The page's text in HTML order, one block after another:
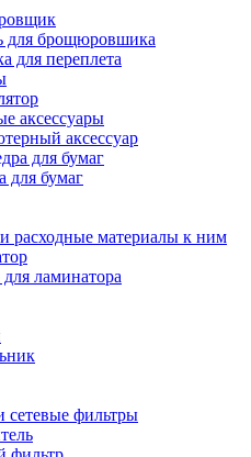
для брощюровшика
для переплета
аксессуары
аксессуар
для бумаг
для бумаг
расходные материалы к ним
ламинатора
сетевые фильтры